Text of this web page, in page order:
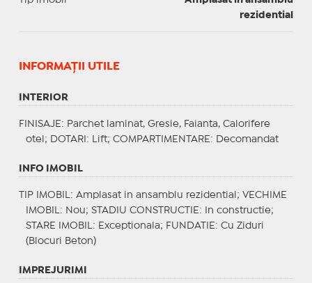
rezidential
INFORMAŢII UTILE
INTERIOR
FINISAJE : Parchet laminat, Gresie, Faianta, Calorifere
otel;
DOTARI : Lift; COMPARTIMENTARE : Decomandat
INFO IMOBIL
TIP IMOBIL : Amplasat in ansamblu rezidential; VECHIME
IMOBIL : Nou; STADIU CONSTRUCTIE : In constructie;
STARE IMOBIL : Exceptionala; FUNDATIE : Cu Ziduri
(Blocuri Beton)
IMPREJURIMI